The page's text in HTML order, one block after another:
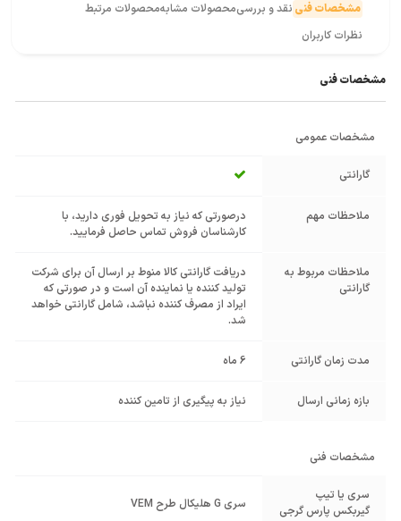
مشخصات فنی نقد و بررسیمحصولات مشابهمحصولات مرتبط
نظرات کاربران
مشخصات فنی
مشخصات عمومی
گارانتی
ملاحظات مهم
درصورتی که نیاز به تحویل فوری دارید، با
کارشناسان فروش تماس حاصل فرمایید.
ملاحظات مربوط به
گارانتی
دریافت گارانتی کالا منوط بر ارسال آن برای شرکت
تولید کننده یا نماینده آن است و در صورتی که
ایراد از مصرف کننده نباشد، شامل گارانتی خواهد
شد.
مدت زمان گارانتی 6 ماه
بازه زمانی ارسال نیاز به پیگیری از تامین کننده
مشخصات فنی
سری یا تیپ
گیربکس پارس گرجی
سری G هلیکال طرح VEM